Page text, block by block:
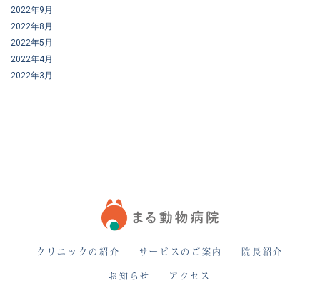
2022年9月
2022年8月
2022年5月
2022年4月
2022年3月
クリニックの紹介 サービスのご案内 院長紹介
お知らせ アクセス